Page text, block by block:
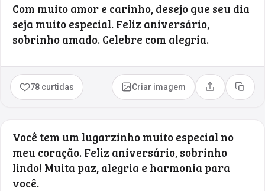
Com muito amor e carinho, desejo que seu dia
seja muito especial. Feliz aniversário,
sobrinho amado. Celebre com alegria.
78 curtidas Criar imagem Compartilhar
Copiar
Você tem um lugarzinho muito especial no
meu coração. Feliz aniversário, sobrinho
lindo! Muita paz, alegria e harmonia para
você.